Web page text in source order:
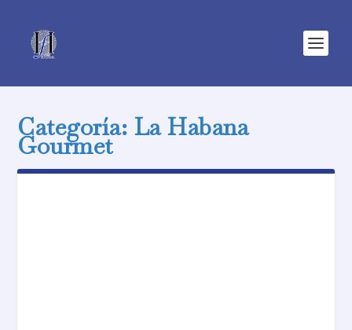
Categoría: La Habana
Gourmet